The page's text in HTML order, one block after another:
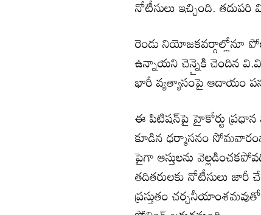
నోటీసులు ఇచ్చింది.
రెండు నియోజకవర్గాల్లోనూ
ఉన్నాయని చెన్నైకి చెందిన
భారీ వ్యత్యాసంపై ఆదాయం
ఈ పిటిషన్‌పై హైకోర్టు ప్రధాన
కూడిన ధర్మాసనం
పైగా ఆస్తులను
తదితరులకు నోటీసులు
ప్రస్తుతం